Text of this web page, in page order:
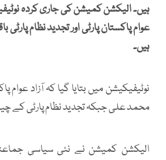
ہیں۔ الیکشن کمیشن کی جاری کردہ
عوام پاکستان پارٹی اور تجدید نظام
ہیں۔
نوٹیفیکیشن میں بتایا گیا کہ آزاد عوام
محمد علی جبکہ تجدید نظام پارٹی کے
الیکشن کمیشن نے نئی سیاسی